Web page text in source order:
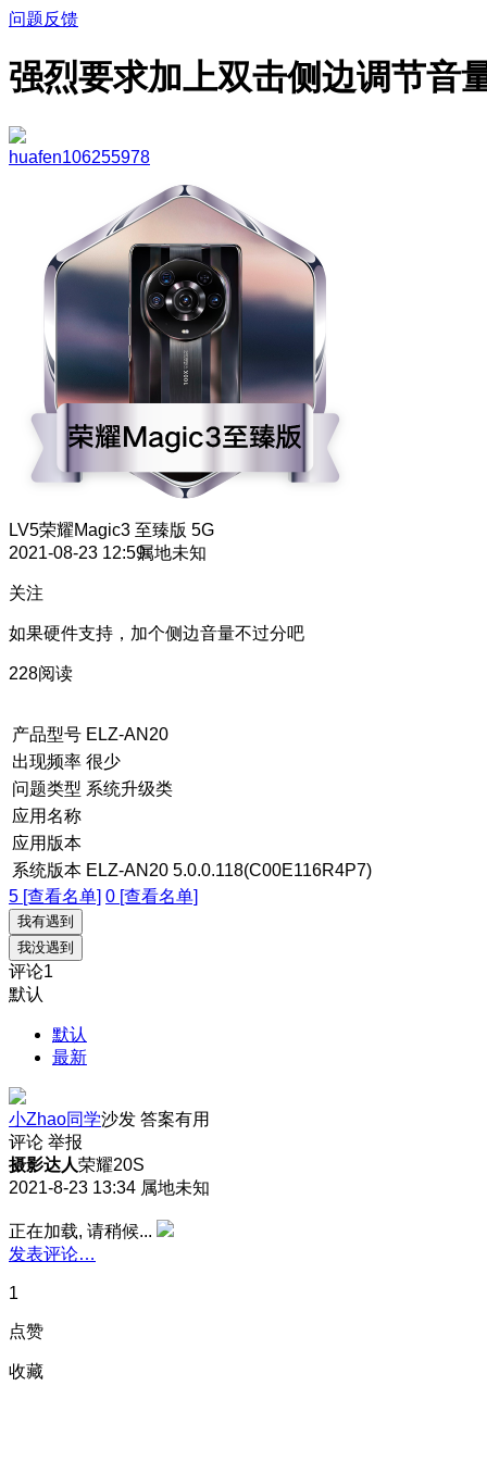
问题反馈
强烈要求加上双击侧边调节音
huafen106255978
LV5荣耀Magic3 至臻版 5G
2021-08-23 12:59属地未知
关注
如果硬件支持，加个侧边音量不过分吧
228阅读
产品型号 ELZ-AN20
出现频率 很少
问题类型 系统升级类
应用名称
应用版本
系统版本 ELZ-AN20 5.0.0.118(C00E116R4P7)
5 [查看名单] 0 [查看名单]
我有遇到
我没遇到
评论1
默认
默认
最新
小Zhao同学沙发 答案有用
评论 举报
摄影达人荣耀20S
2021-8-23 13:34 属地未知
正在加载, 请稍候...
发表评论…
1
点赞
收藏